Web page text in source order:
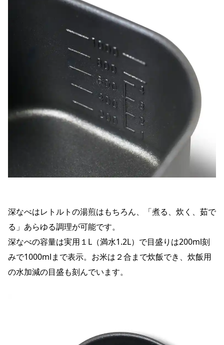
深なべはレトルトの湯煎はもちろん、「煮る、炊く、茹で
る」あらゆる調理が可能です。
深なべの容量は実用１L（満水1.2L）で目盛りは200ml刻
みで1000mlまで表示。お米は２合まで炊飯でき、炊飯用
の水加減の目盛も刻んでいます。